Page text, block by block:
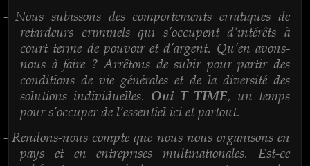
- Nous subissons des comportements erratiques de
retardeurs criminels qui s’occupent d’intérêts à
court terme de pouvoir et d’argent. Qu’en avons-
nous à faire ? Arrêtons de subir pour partir des
conditions de vie générales et de la diversité des
solutions individuelles. Oui T TIME, un temps
pour s’occuper de l’essentiel ici et partout.
- Rendons-nous compte que nous nous organisons en
pays et en entreprises multinationales. Est-ce